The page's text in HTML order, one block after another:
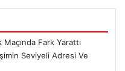
Maçında Fark Yarattı
Seviyeli Adresi Ve